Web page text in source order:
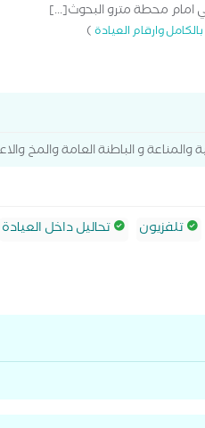
امام محطة مترو البحوث[...]
وارقام العيادة)
و الباطنة العامة والمخ
تلفزيون تحاليل داخل العيادة